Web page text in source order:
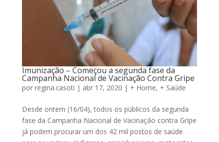
Imunização – Começou a segunda fase da
Campanha Nacional de Vacinação Contra Gripe
por regina.casoti | abr 17, 2020 | + Home, + Saúde
Desde ontem (16/04), todos os públicos da segunda
fase da Campanha Nacional de Vacinação contra Gripe
já podem procurar um dos 42 mil postos de saúde